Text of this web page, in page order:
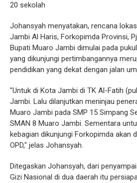
20 sekolah
Johansyah menyatakan, rencana
Jambi Al Haris, Forkopimda Provinsi,
Bupati Muaro Jambi dimulai pada
yang dikunjungi pertimbangannya
pendidikan yang dekat dengan jalan
"Untuk di Kota Jambi di TK Al-Fatih
Jambi. Lalu dilanjutkan meninjau
Muaro Jambi pada SMP 15 Simpang
SMAN 8 Muaro Jambi. Sementara
kebagian dikunjungi Forkopimda akan
OPD," jelas Johansyah.
Ditegaskan Johansyah, dari
Gizi Nasional di dua daerah itu